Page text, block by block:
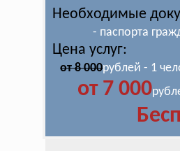
Необходимые
- паспорта
Цена услуг:
от 8 000рублей - 1
от 7 000